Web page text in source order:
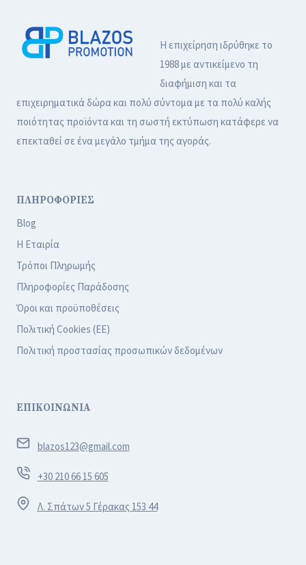
Η επιχείρηση ιδρύθηκε το
1988 με αντικείμενο τη
διαφήμιση και τα
επιχειρηματικά δώρα και πολύ σύντομα με τα πολύ καλής
ποιότητας προϊόντα και τη σωστή εκτύπωση κατάφερε να
επεκταθεί σε ένα μεγάλο τμήμα της αγοράς.
ΠΛΗΡΟΦΟΡΙΕΣ
Blog
Η Εταιρία
Τρόποι Πληρωμής
Πληροφορίες Παράδοσης
Όροι και προϋποθέσεις
Πολιτική Cookies (ΕΕ)
Πολιτική προστασίας προσωπικών δεδομένων
ΕΠΙΚΟΙΝΩΝΙΑ
blazos123@gmail.com
+30 210 66 15 605
Λ. Σπάτων 5 Γέρακας 153 44